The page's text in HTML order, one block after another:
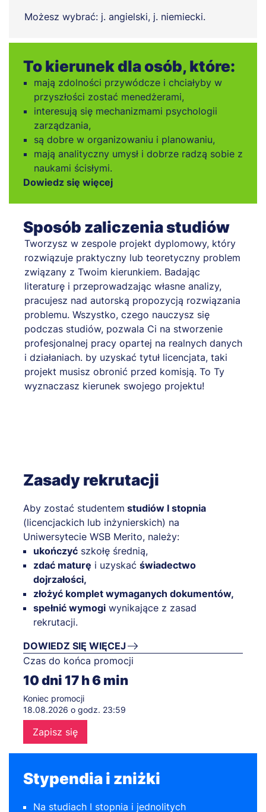
Możesz wybrać: j. angielski, j. niemiecki.
To kierunek dla osób, które:
mają zdolności przywódcze i chciałyby w
przyszłości zostać menedżerami,
interesują się mechanizmami psychologii
zarządzania,
są dobre w organizowaniu i planowaniu,
mają analityczny umysł i dobrze radzą sobie z
naukami ścisłymi.
Dowiedz się więcej
Sposób zaliczenia studiów
Tworzysz w zespole projekt dyplomowy, który
rozwiązuje praktyczny lub teoretyczny problem
związany z Twoim kierunkiem. Badając
literaturę i przeprowadzając własne analizy,
pracujesz nad autorską propozycją rozwiązania
problemu. Wszystko, czego nauczysz się
podczas studiów, pozwala Ci na stworzenie
profesjonalnej pracy opartej na realnych danych
i działaniach. by uzyskać tytuł licencjata, taki
projekt musisz obronić przed komisją. To Ty
wyznaczasz kierunek swojego projektu!
Zasady rekrutacji
Aby zostać studentem studiów I stopnia
(licencjackich lub inżynierskich) na
Uniwersytecie WSB Merito, należy:
ukończyć szkołę średnią,
zdać maturę i uzyskać świadectwo
dojrzałości,
złożyć komplet wymaganych dokumentów,
spełnić wymogi wynikające z zasad
rekrutacji.
DOWIEDZ SIĘ WIĘCEJ
Czas do końca promocji
10dni 17h6min
Koniec promocji
18.08.2026 o godz. 23:59
Zapisz się
Stypendia i zniżki
Na studiach I stopnia i jednolitych